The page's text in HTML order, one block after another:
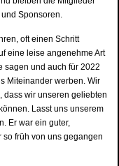
Sponsoren.
oft einen Schritt
eine leise angenehme Art
sagen und auch für 2022
Miteinander werben. Wir
dass wir unseren geliebten
Lasst uns unserem
Er war ein guter,
so früh von uns gegangen